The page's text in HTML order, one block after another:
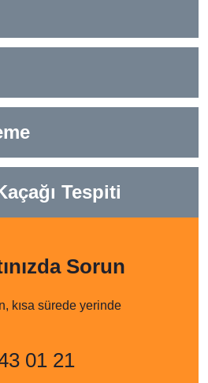
Tespiti
Sorun
kısa sürede yerinde
01 21